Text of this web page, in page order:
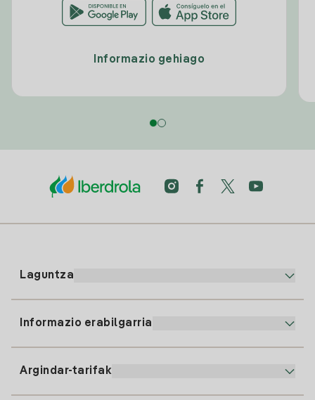
Informazio gehiago
Laguntza
Informazio erabilgarria
Argindar-tarifak